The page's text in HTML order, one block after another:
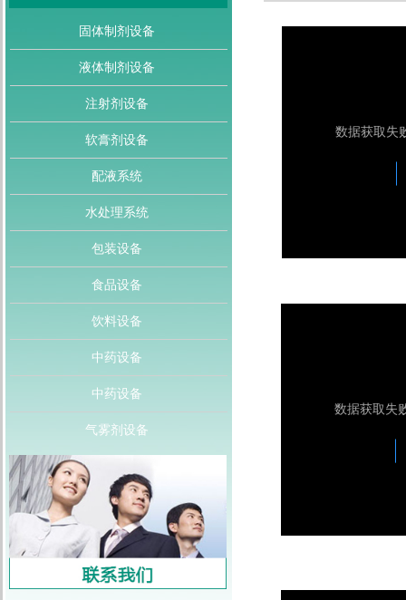
固体制剂设备
液体制剂设备
注射剂设备
软膏剂设备
配液系统
水处理系统
包装设备
食品设备
饮料设备
中药设备
中药设备
气雾剂设备